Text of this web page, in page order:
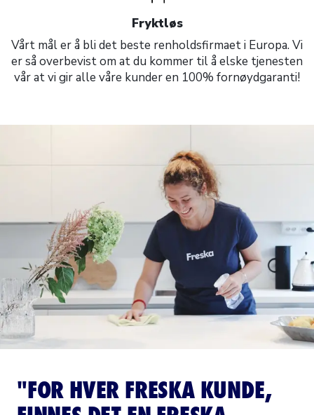
Fryktløs
Vårt mål er å bli det beste renholdsfirmaet i Europa. Vi
er så overbevist om at du kommer til å elske tjenesten
vår at vi gir alle våre kunder en 100% fornøydgaranti!
"FOR HVER FRESKA KUNDE,